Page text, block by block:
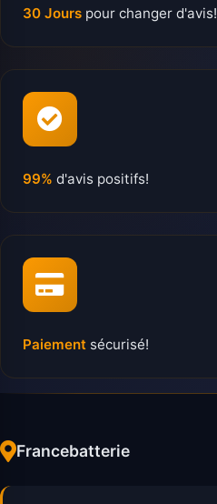
30 Jours pour changer d'avis!
99% d'avis positifs!
Paiement sécurisé!
Francebatterie